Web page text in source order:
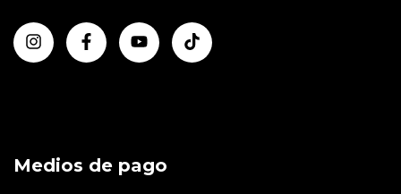
Medios de pago